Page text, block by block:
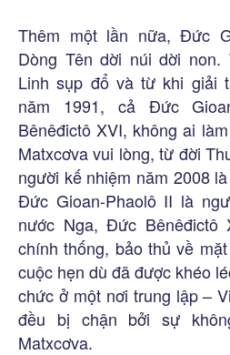
Thêm một lần nữa, Đức
Dòng Tên dời núi dời
Linh sụp đổ và từ khi giải
năm 1991, cả Đức
Bênêđictô XVI, không ai
Matxcơva vui lòng, từ đời
người kế nhiệm năm 2008
Đức Gioan-Phaolô II là
nước Nga, Đức
chính thống, bảo thủ về
cuộc hẹn dù đã được khéo
chức ở một nơi trung lập –
đều bị chận bởi sự
Matxcơva.